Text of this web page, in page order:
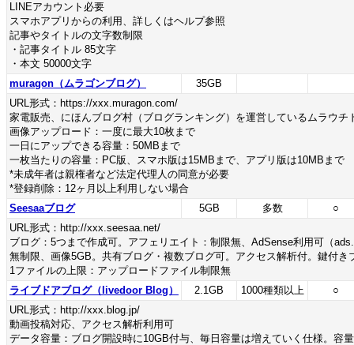
LINEアカウント必要
スマホアプリからの利用、詳しくはヘルプ参照
記事やタイトルの文字数制限
・記事タイトル 85文字
・本文 50000文字
muragon（ムラゴンブログ）
35GB
URL形式：https://xxx.muragon.com/
家電販売、にほんブログ村（ブログランキング）を運営しているムラウチ
画像アップロード：一度に最大10枚まで
一日にアップできる容量：50MBまで
一枚当たりの容量：PC版、スマホ版は15MBまで、アプリ版は10MBまで
*未成年者は親権者など法定代理人の同意が必要
*登録削除：12ヶ月以上利用しない場合
Seesaaブログ
5GB 多数
○
URL形式：http://xxx.seesaa.net/
ブログ：5つまで作成可。アフェリエイト：制限無、AdSense利用可（
無制限、画像5GB。共有ブログ・複数ブログ可。アクセス解析付。鍵付
1ファイルの上限：アップロードファイル制限無
ライブドアブログ（livedoor Blog）
2.1GB 1000種類以上
○
URL形式：http://xxx.blog.jp/
動画投稿対応、アクセス解析利用可
データ容量：ブログ開設時に10GB付与、毎日容量は増えていく仕様。容